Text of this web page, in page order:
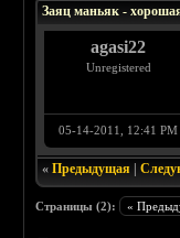
Заяц маньяк -
agasi22
Unregistered
05-14-2011, 12:41 PM
«Предыдущая |
Страницы (2): «